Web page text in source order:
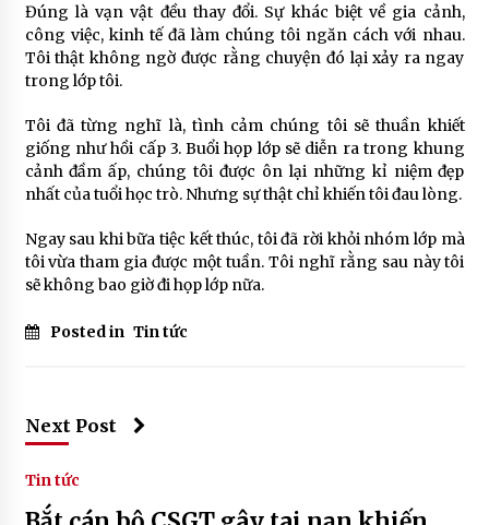
Đúng là vạn vật đều thay đổi. Sự khác biệt về gia cảnh,
công việc, kinh tế đã làm chúng tôi ngăn cách với nhau.
Tôi thật không ngờ được rằng chuyện đó lại xảy ra ngay
trong lớp tôi.
Tôi đã từng nghĩ là, tình cảm chúng tôi sẽ thuần khiết
giống như hồi cấp 3. Buổi họp lớp sẽ diễn ra trong khung
cảnh đầm ấp, chúng tôi được ôn lại những kỉ niệm đẹp
nhất của tuổi học trò. Nhưng sự thật chỉ khiến tôi đau lòng.
Ngay sau khi bữa tiệc kết thúc, tôi đã rời khỏi nhóm lớp mà
tôi vừa tham gia được một tuần. Tôi nghĩ rằng sau này tôi
sẽ không bao giờ đi họp lớp nữa.
Posted in Tin tức
Next Post
Tin tức